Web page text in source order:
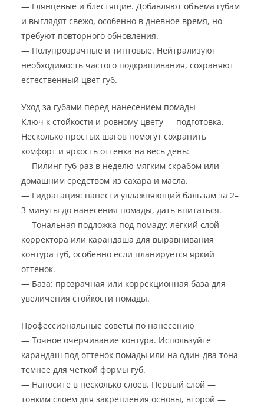
— Глянцевые и блестящие. Добавляют объема губам
и выглядят свежо, особенно в дневное время, но
требуют повторного обновления.
— Полупрозрачные и тинтовые. Нейтрализуют
необходимость частого подкрашивания, сохраняют
естественный цвет губ.
Уход за губами перед нанесением помады
Ключ к стойкости и ровному цвету — подготовка.
Несколько простых шагов помогут сохранить
комфорт и яркость оттенка на весь день:
— Пилинг губ раз в неделю мягким скрабом или
домашним средством из сахара и масла.
— Гидратация: нанести увлажняющий бальзам за 2–
3 минуты до нанесения помады, дать впитаться.
— Тональная подложка под помаду: легкий слой
корректора или карандаша для выравнивания
контура губ, особенно если планируется яркий
оттенок.
— База: прозрачная или коррекционная база для
увеличения стойкости помады.
Профессиональные советы по нанесению
— Точное очерчивание контура. Используйте
карандаш под оттенок помады или на один-два тона
темнее для четкой формы губ.
— Наносите в несколько слоев. Первый слой —
тонким слоем для закрепления основы, второй —